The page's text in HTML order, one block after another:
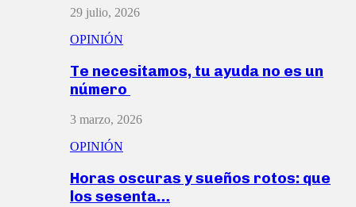
29 julio, 2026
OPINIÓN
Te necesitamos, tu ayuda no es un
número
3 marzo, 2026
OPINIÓN
Horas oscuras y sueños rotos: que
los sesenta…